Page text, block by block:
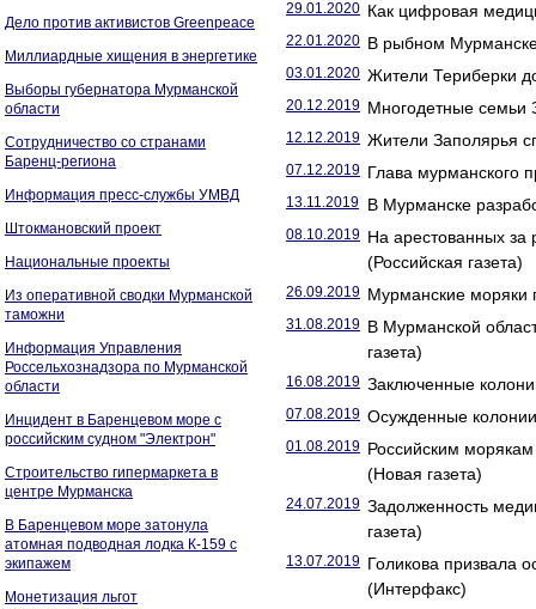
Дело против активистов Greenpeace
Миллиардные хищения в энергетике
Выборы губернатора Мурманской
области
Сотрудничество со странами
Баренц-региона
Информация пресс-службы УМВД
Штокмановский проект
Национальные проекты
Из оперативной сводки Мурманской
таможни
Информация Управления
Россельхознадзора по Мурманской
области
Инцидент в Баренцевом море с
российским судном "Электрон"
Строительство гипермаркета в
центре Мурманска
В Баренцевом море затонула
атомная подводная лодка К-159 с
экипажем
Монетизация льгот
29.01.2020 Как цифровая
22.01.2020 В рыбном
03.01.2020 Жители Териберки
20.12.2019 Многодетные семьи
12.12.2019 Жители Заполярья
07.12.2019 Глава мурманского
13.11.2019 В Мурманске
08.10.2019 На арестованных за
(Российская газета)
26.09.2019 Мурманские моряки
31.08.2019 В Мурманской
газета)
16.08.2019 Заключенные
07.08.2019 Осужденные
01.08.2019 Российским
(Новая газета)
24.07.2019 Задолженность
газета)
13.07.2019 Голикова призвала
(Интерфакс)